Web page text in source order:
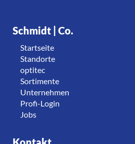
Schmidt | Co.
Startseite
Standorte
optitec
Sortimente
Unternehmen
Profi-Login
Jobs